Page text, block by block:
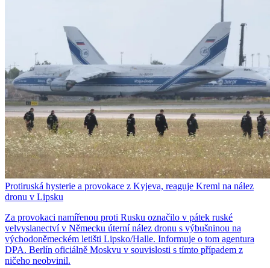
Protiruská hysterie a provokace z Kyjeva, reaguje Kreml na nález
dronu v Lipsku
Za provokaci namířenou proti Rusku označilo v pátek ruské
velvyslanectví v Německu úterní nález dronu s výbušninou na
východoněmeckém letišti Lipsko/Halle. Informuje o tom agentura
DPA. Berlín oficiálně Moskvu v souvislosti s tímto případem z
ničeho neobvinil.